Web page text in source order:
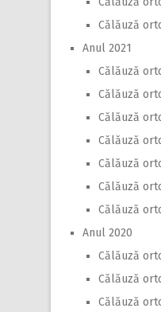
Călăuză
Anul 2021
Călăuză
Călăuză
Călăuză
Călăuză
Călăuză
Călăuză
Călăuză
Anul 2020
Călăuză
Călăuză
Călăuză